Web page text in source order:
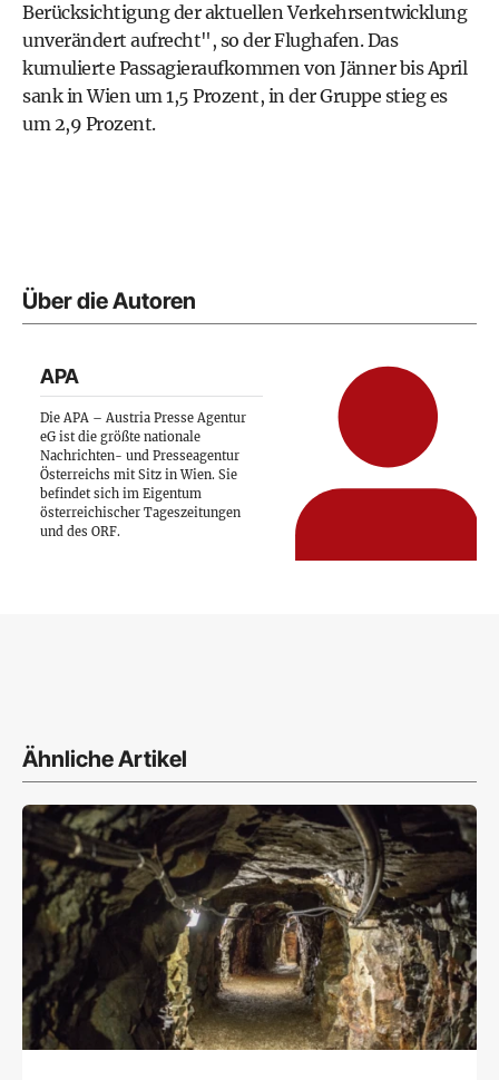
Berücksichtigung der aktuellen Verkehrsentwicklung
unverändert aufrecht", so der Flughafen. Das
kumulierte Passagieraufkommen von Jänner bis April
sank in Wien um 1,5 Prozent, in der Gruppe stieg es
um 2,9 Prozent.
Über die Autoren
APA
Die APA – Austria Presse Agentur
eG ist die größte nationale
Nachrichten- und Presseagentur
Österreichs mit Sitz in Wien. Sie
befindet sich im Eigentum
österreichischer Tageszeitungen
und des ORF.
Ähnliche Artikel